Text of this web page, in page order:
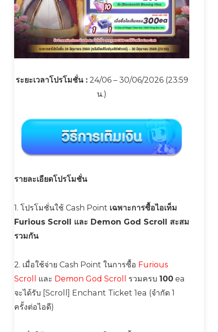
ระยะเวลาโปรโมชั่น :24/06 – 30/06/2026 (23:59
น.)
รายละเอียดโปรโมชั่น
1. โปรโมชั่นใช้ Cash Point เฉพาะการซื้อไอเท็ม
Furious Scroll และ Demon God Scroll สะสม
รวมกัน
2. เมื่อใช้จ่าย Cash Point ในการซื้อ Furious
Scroll
และ Demon God Scroll รวมครบ 100 ea
จะได้รับ [Scroll] Enchant Ticket 1ea (จำกัด 1
ครั้งต่อไอดี)